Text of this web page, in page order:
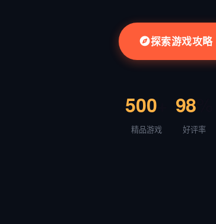
探索游戏攻略
500
精品游戏
98
好评率